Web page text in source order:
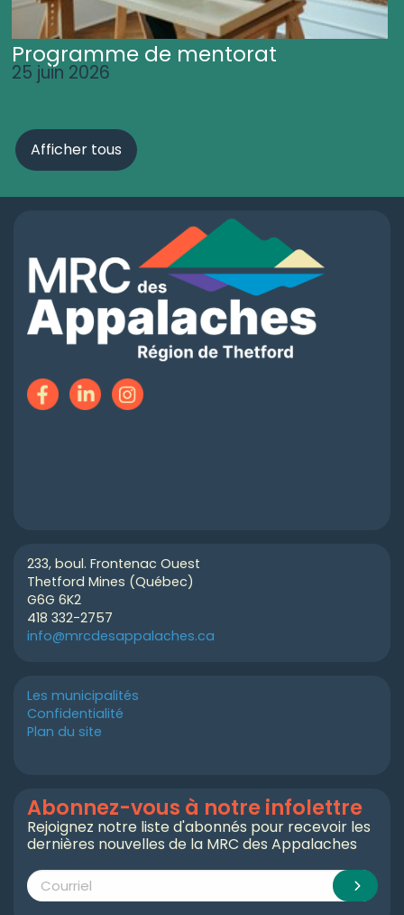
Programme de mentorat
25 juin 2026
Afficher tous
233, boul. Frontenac Ouest
Thetford Mines (Québec)
G6G 6K2
418 332-2757
info@mrcdesappalaches.ca
Les municipalités
Confidentialité
Plan du site
Abonnez-vous à notre infolettre
Rejoignez notre liste d'abonnés pour recevoir les
dernières nouvelles de la MRC des Appalaches